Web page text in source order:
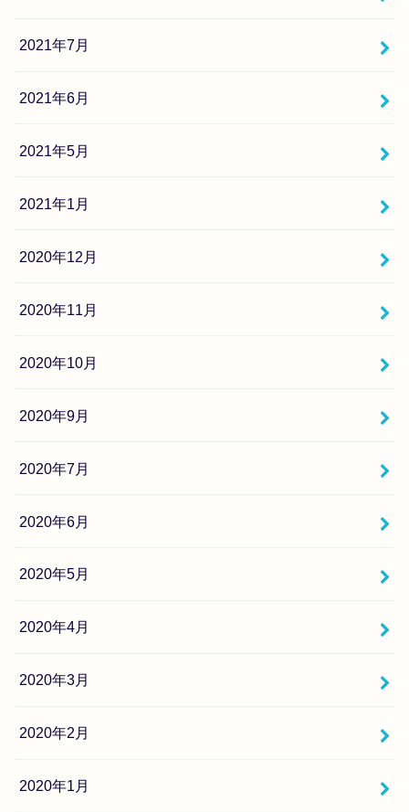
2021年7月
2021年6月
2021年5月
2021年1月
2020年12月
2020年11月
2020年10月
2020年9月
2020年7月
2020年6月
2020年5月
2020年4月
2020年3月
2020年2月
2020年1月